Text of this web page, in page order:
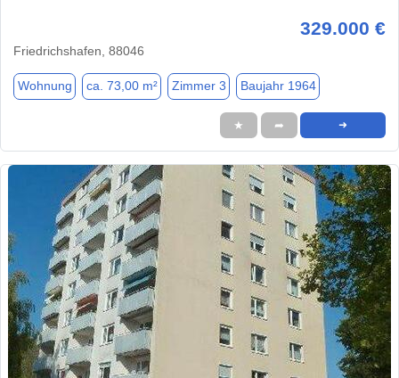
329.000 €
Friedrichshafen, 88046
Wohnung ca. 73,00 m² Zimmer 3 Baujahr 1964
★ ➦ ➜